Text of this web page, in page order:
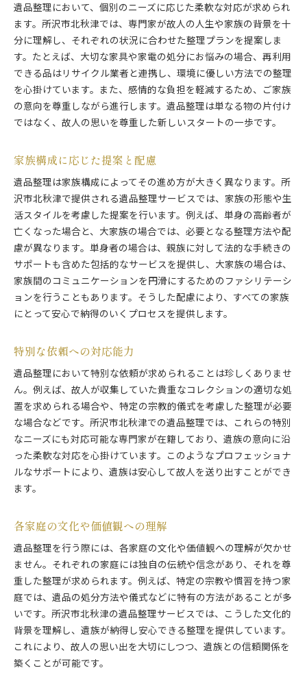
遺品整理において、個別のニーズに応じた柔軟な対応が求められ
ます。所沢市北秋津では、専門家が故人の人生や家族の背景を十
分に理解し、それぞれの状況に合わせた整理プランを提案しま
す。たとえば、大切な家具や家電の処分にお悩みの場合、再利用
できる品はリサイクル業者と連携し、環境に優しい方法での整理
を心掛けています。また、感情的な負担を軽減するため、ご家族
の意向を尊重しながら進行します。遺品整理は単なる物の片付け
ではなく、故人の思いを尊重した新しいスタートの一歩です。
家族構成に応じた提案と配慮
遺品整理は家族構成によってその進め方が大きく異なります。所
沢市北秋津で提供される遺品整理サービスでは、家族の形態や生
活スタイルを考慮した提案を行います。例えば、単身の高齢者が
亡くなった場合と、大家族の場合では、必要となる整理方法や配
慮が異なります。単身者の場合は、親族に対して法的な手続きの
サポートも含めた包括的なサービスを提供し、大家族の場合は、
家族間のコミュニケーションを円滑にするためのファシリテーシ
ョンを行うこともあります。そうした配慮により、すべての家族
にとって安心で納得のいくプロセスを提供します。
特別な依頼への対応能力
遺品整理において特別な依頼が求められることは珍しくありませ
ん。例えば、故人が収集していた貴重なコレクションの適切な処
置を求められる場合や、特定の宗教的儀式を考慮した整理が必要
な場合などです。所沢市北秋津での遺品整理では、これらの特別
なニーズにも対応可能な専門家が在籍しており、遺族の意向に沿
った柔軟な対応を心掛けています。このようなプロフェッショナ
ルなサポートにより、遺族は安心して故人を送り出すことができ
ます。
各家庭の文化や価値観への理解
遺品整理を行う際には、各家庭の文化や価値観への理解が欠かせ
ません。それぞれの家庭には独自の伝統や信念があり、それを尊
重した整理が求められます。例えば、特定の宗教や慣習を持つ家
庭では、遺品の処分方法や儀式などに特有の方法があることが多
いです。所沢市北秋津の遺品整理サービスでは、こうした文化的
背景を理解し、遺族が納得し安心できる整理を提供しています。
これにより、故人の思い出を大切にしつつ、遺族との信頼関係を
築くことが可能です。